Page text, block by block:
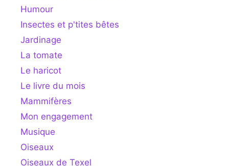
Humour
Insectes et p'tites bêtes
Jardinage
La tomate
Le haricot
Le livre du mois
Mammifères
Mon engagement
Musique
Oiseaux
Oiseaux de Texel